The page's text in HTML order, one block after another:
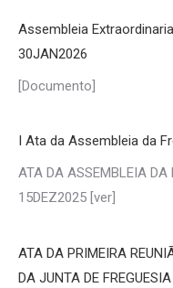
Assembleia
30JAN2026
[Documento]
I Ata da Assembleia da
ATA DA ASSEMBLEIA DA
15DEZ2025 [ver]
ATA DA PRIMEIRA
DA JUNTA DE